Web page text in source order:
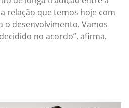
relação que temos hoje com
o desenvolvimento. Vamos
no acordo”, afirma.